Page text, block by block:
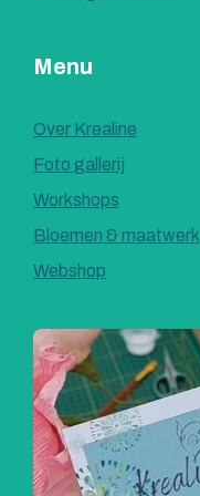
Menu
Over Krealine
Foto gallerij
Workshops
Bloemen & maatwerk
Webshop